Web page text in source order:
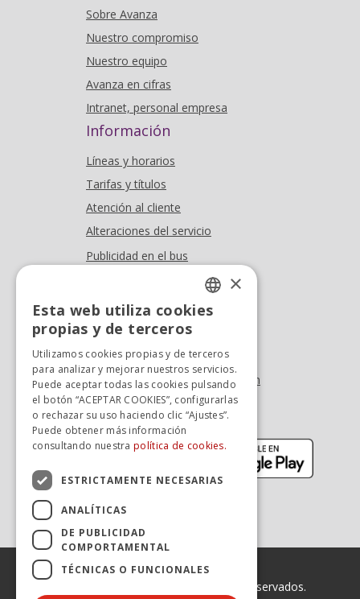
Sobre Avanza
Nuestro compromiso
Nuestro equipo
Avanza en cifras
Intranet, personal empresa
Información
Líneas y horarios
Tarifas y títulos
Atención al cliente
Alteraciones del servicio
Publicidad en el bus
Oficina At. al cliente
Tel. +34 976 900 085
Tel. +34 900 923 181
info.zaragoza@avanzagrupo.com
Sugerencias y reclamaciones
Descarga la APP:
(se abre en nueva ventana)
(se
© 2026 Avanza. Todos los derechos reservados.
SPANISH
×
Esta web utiliza cookies
propias y de terceros
Utilizamos cookies propias y de terceros
para analizar y mejorar nuestros servicios.
Puede aceptar todas las cookies pulsando
el botón “ACEPTAR COOKIES”, configurarlas
o rechazar su uso haciendo clic “Ajustes”.
Puede obtener más información
consultando nuestra política de cookies.
ESTRICTAMENTE NECESARIAS
ANALÍTICAS
DE PUBLICIDAD
COMPORTAMENTAL
TÉCNICAS O FUNCIONALES